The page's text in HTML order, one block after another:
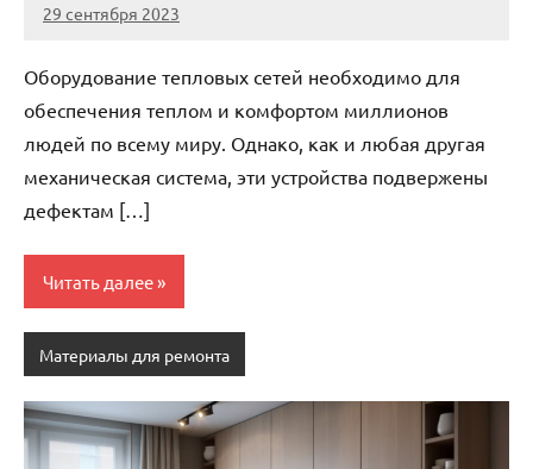
29 сентября 2023
Avtor
Нет
Оборудование тепловых сетей необходимо для
обеспечения теплом и комфортом миллионов
людей по всему миру. Однако, как и любая другая
механическая система, эти устройства подвержены
дефектам […]
Читать далее
Материалы для ремонта